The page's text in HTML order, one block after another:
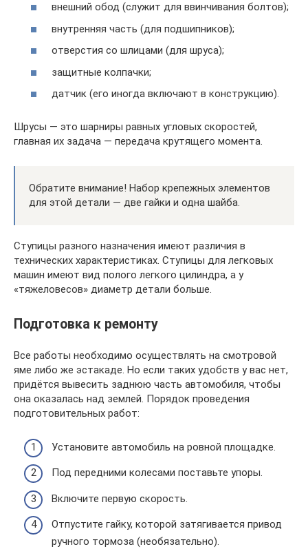
внешний обод (служит для ввинчивания болтов);
внутренняя часть (для подшипников);
отверстия со шлицами (для шруса);
защитные колпачки;
датчик (его иногда включают в конструкцию).
Шрусы — это шарниры равных угловых скоростей,
главная их задача — передача крутящего момента.
Обратите внимание! Набор крепежных элементов
для этой детали — две гайки и одна шайба.
Ступицы разного назначения имеют различия в
технических характеристиках. Ступицы для легковых
машин имеют вид полого легкого цилиндра, а у
«тяжеловесов» диаметр детали больше.
Подготовка к ремонту
Все работы необходимо осуществлять на смотровой
яме либо же эстакаде. Но если таких удобств у вас нет,
придётся вывесить заднюю часть автомобиля, чтобы
она оказалась над землей. Порядок проведения
подготовительных работ:
Установите автомобиль на ровной площадке.
Под передними колесами поставьте упоры.
Включите первую скорость.
Отпустите гайку, которой затягивается привод
ручного тормоза (необязательно).